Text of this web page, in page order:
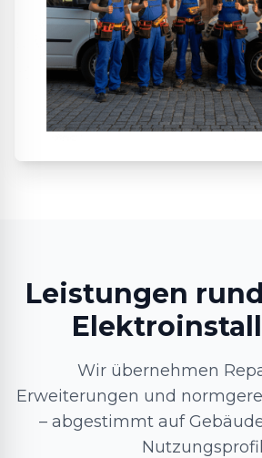
Leistungen
Wir übernehmen
Erweiterungen und
– abgestimmt auf